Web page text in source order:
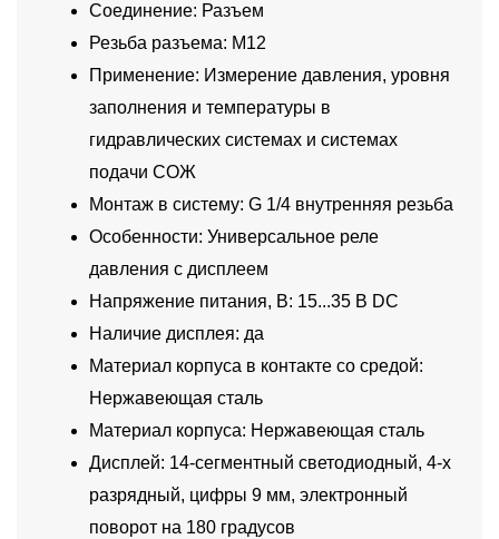
Соединение: Разъем
Резьба разъема: M12
Применение: Измерение давления, уровня
заполнения и температуры в
гидравлических системах и системах
подачи СОЖ
Монтаж в систему: G 1/4 внутренняя резьба
Особенности: Универсальное реле
давления с дисплеем
Напряжение питания, В: 15...35 В DC
Наличие дисплея: да
Материал корпуса в контакте со средой:
Нержавеющая сталь
Материал корпуса: Нержавеющая сталь
Дисплей: 14-сегментный светодиодный, 4-х
разрядный, цифры 9 мм, электронный
поворот на 180 градусов